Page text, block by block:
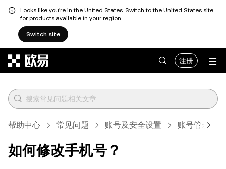
Looks like you're in the United States. Switch to the United States site
for products available in your region.
Switch site
注册
帮助中心 常见问题 账号及安全设置 账号管理
如何修改手机号？